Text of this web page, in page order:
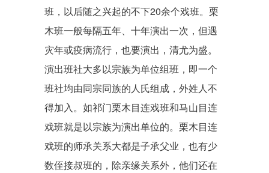
班，以后随之兴起的不下20余个戏班。栗
木班一般每隔五年、十年演出一次，但遇
灾年或疫病流行，也要演出，清尤为盛。
演出班社大多以宗族为单位组班，即一个
班社均由同宗同族的人氏组成，外姓人不
得加入。如祁门栗木目连戏班和马山目连
戏班就是以宗族为演出单位的。栗木目连
戏班的师承关系大都是子承父业，也有少
数侄接叔班的，除亲缘关系外，他们还在